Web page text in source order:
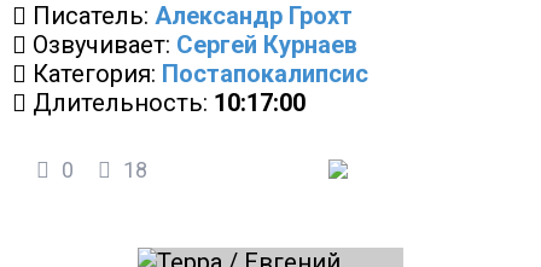
Писатель: Александр Грохт
Озвучивает: Сергей Курнаев
Категория: Постапокалипсис
Длительность: 10:17:00
0 18